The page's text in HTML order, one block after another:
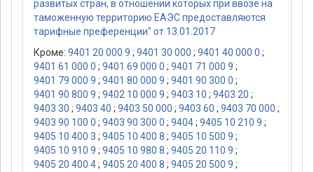
развитых стран, в отношении которых при ввозе на
таможенную территорию ЕАЭС предоставляются
тарифные преференции" от 13.01.2017
Кроме: 9401 20 000 9 ; 9401 30 000 ; 9401 40 000 0 ;
9401 61 000 0 ; 9401 69 000 0 ; 9401 71 000 9 ;
9401 79 000 9 ; 9401 80 000 9 ; 9401 90 300 0 ;
9401 90 800 9 ; 9402 10 000 9 ; 9403 10 ; 9403 20 ;
9403 30 ; 9403 40 ; 9403 50 000 ; 9403 60 ; 9403 70 000 ;
9403 90 100 0 ; 9403 90 300 0 ; 9404; 9405 10 210 9 ;
9405 10 400 3 ; 9405 10 400 8 ; 9405 10 500 9 ;
9405 10 910 9 ; 9405 10 980 8 ; 9405 20 110 9 ;
9405 20 400 4; 9405 20 400 8 ; 9405 20 500 9 ;